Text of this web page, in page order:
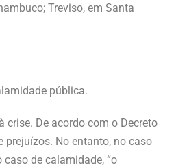
Treviso, em Santa
pública.
crise. De acordo com o Decreto
prejuízos. No entanto, no caso
de calamidade, “o